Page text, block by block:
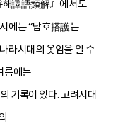
해譯語類解』에서도
에는 “답호搭護는
라시대의 옷임을 알 수
름에는
기록이 있다. 고려시대